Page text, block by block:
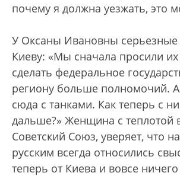
почему я должна уезжать, это
У Оксаны Ивановны серьезные
Киеву: «Мы сначала просили
сделать федеральное
региону больше полномочий.
сюда с танками. Как теперь с
дальше?» Женщина с теплотой
Советский Союз, уверяет, что
русским всегда относились
теперь от Киева и вовсе